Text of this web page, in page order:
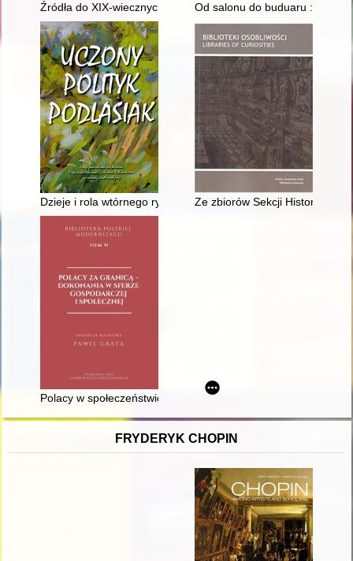
Źródła do XIX-wiecznych dziejów podkrakowskiej parafii w
Od salonu do buduaru :
Dzieje i rola wtórnego rynku książki na ziemiach polskich do
Ze zbiorów Sekcji Historycznej
Polacy w społeczeństwie francuskim XIX wieku : asymilacja
FRYDERYK CHOPIN